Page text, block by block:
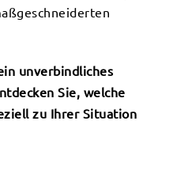
unverbindliches
Sie, welche
zu Ihrer Situation